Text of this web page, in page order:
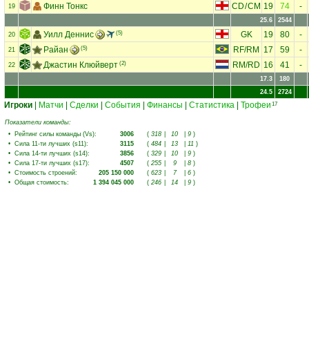
19 Финн Тонкс CD/CM 19 74 -
25.6 2544
20 Уилл Деннис (5) GK 19 80 -
21 Райан (5) RF/RM 17 59 -
22 Джастин Клюйверт (2) RM/RD 16 41 -
17.3
180
24.5
2724
Игроки Матчи Сделки События Финансы Статистика Трофеи 17
Показатели команды:
• Рейтинг силы команды (Vs): 3006 ( 318 10 9 )
• Сила 11-ти лучших (s11): 3115 ( 484 13 11 )
• Сила 14-ти лучших (s14): 3856 ( 329 10 9 )
• Сила 17-ти лучших (s17): 4507 ( 255 9 8 )
• Стоимость строений: 205 150 000 ( 623 7 6 )
• Общая стоимость: 1 394 045 000 ( 246 14 9 )